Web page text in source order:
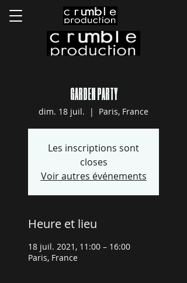
GARDEN PARTY
dim. 18 juil.
  |
Paris, France
Les inscriptions sont
closes
Voir autres événements
Heure et lieu
18 juil. 2021, 11:00 – 16:00
Paris, France